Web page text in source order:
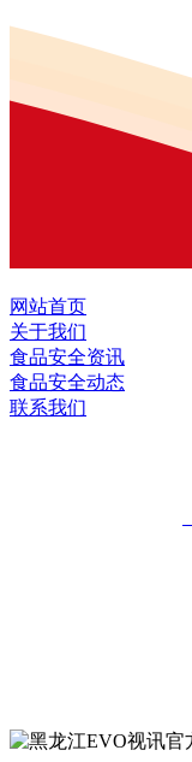
网站首页
关于我们
食品安全资讯
食品安全动态
联系我们